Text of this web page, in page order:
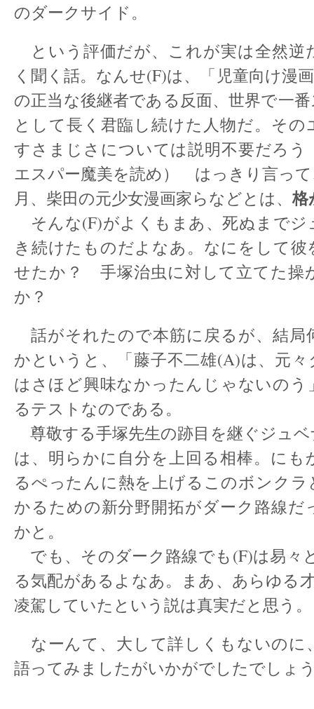
のダークサイド。
という評価だが、これが実は全然逆
く聞く話。なんせ(F)は、「児童向け漫
の正当な後継者である反面、世界で一
として長く君臨し続けた人物だ。そ
すさまじさについては説明不要だろう
エスパー魔美を読め） はっきり言っ
月、柴田の元少女漫画家らなどとは、 格
そんな(F)がよくもまあ、死ぬまでジ
き続けたものだよなあ。なにをして彼
せたか？ 手塚治虫に対して立てた操
か？
話がそれたので本筋に戻るが、結局
かというと、「藤子不二雄(A)は、元
はさほど興味なかったんじゃないのう
るテストなのである。
尊敬する手塚先生の跡目を継ぐジュ
は、明らかに自分を上回る相棒。にも
るぺったんに熱を上げるこのボンクラ
かるための新分野開拓がダーク路線だ
かと。
でも、そのダーク路線でも(F)は易々
る気配があるよなあ。まあ、あらゆる
凌駕していたという説は真実だと思う。
なーんて、大して詳しくもないのに
語ってみましたがいかがでしたでしょ